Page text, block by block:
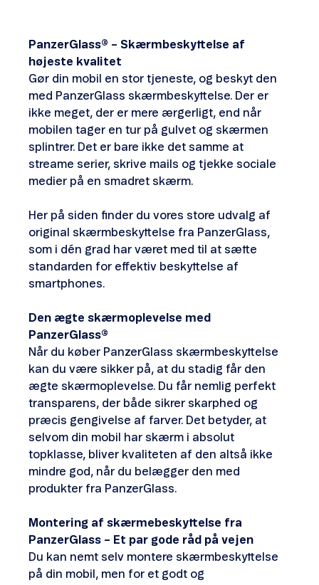
PanzerGlass® – Skærmbeskyttelse af
højeste kvalitet
Gør din mobil en stor tjeneste, og beskyt den
med PanzerGlass skærmbeskyttelse. Der er
ikke meget, der er mere ærgerligt, end når
mobilen tager en tur på gulvet og skærmen
splintrer. Det er bare ikke det samme at
streame serier, skrive mails og tjekke sociale
medier på en smadret skærm.
Her på siden finder du vores store udvalg af
original skærmbeskyttelse fra PanzerGlass,
som i dén grad har været med til at sætte
standarden for effektiv beskyttelse af
smartphones.
Den ægte skærmoplevelse med
PanzerGlass®
Når du køber PanzerGlass skærmbeskyttelse
kan du være sikker på, at du stadig får den
ægte skærmoplevelse. Du får nemlig perfekt
transparens, der både sikrer skarphed og
præcis gengivelse af farver. Det betyder, at
selvom din mobil har skærm i absolut
topklasse, bliver kvaliteten af den altså ikke
mindre god, når du belægger den med
produkter fra PanzerGlass.
Montering af skærmebeskyttelse fra
PanzerGlass – Et par gode råd på vejen
Du kan nemt selv montere skærmbeskyttelse
på din mobil, men for et godt og